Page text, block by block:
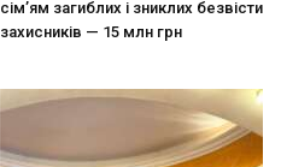
сім’ям загиблих і зниклих безвісти
захисників — 15 млн грн